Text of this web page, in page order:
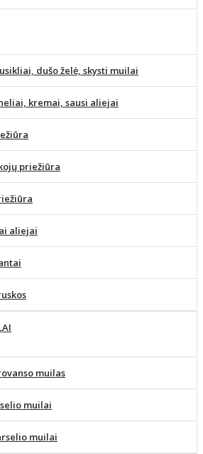
dušo želė, skysti muilai
kremai, sausi aliejai
priežiūra
aliejai
muilas
muilai
muilai